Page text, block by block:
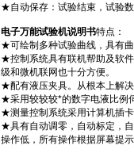
★自动保存：试验结束，试验
电子万能试验机说明书特点：
★可绘制多种试验曲线，具有
★控制系统具有联机帮助及软
级和微机联网也十分方便。
★配有液压夹具。从根本上解
★采用较较较*的数字电液比例
★测量控制系统采用计算机插
★具有自动调零，自动标定，
操作低，所有操作根据屏幕提